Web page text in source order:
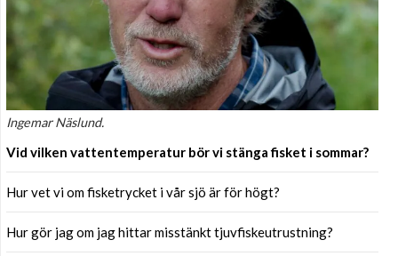
Ingemar Näslund.
Vid vilken vattentemperatur bör vi stänga fisket i sommar?
Hur vet vi om fisketrycket i vår sjö är för högt?
Hur gör jag om jag hittar misstänkt tjuvfiskeutrustning?